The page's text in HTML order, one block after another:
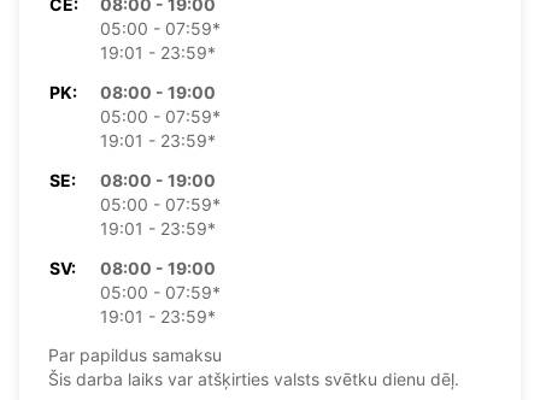
CE:
08:00 - 19:00
05:00 - 07:59*
19:01 - 23:59*
PK:
08:00 - 19:00
05:00 - 07:59*
19:01 - 23:59*
SE:
08:00 - 19:00
05:00 - 07:59*
19:01 - 23:59*
SV:
08:00 - 19:00
05:00 - 07:59*
19:01 - 23:59*
Par papildus samaksu
Šis darba laiks var atšķirties valsts svētku dienu dēļ.